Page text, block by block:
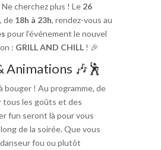
cherchez plus ! Le 26
de 18h à 23h, rendez-vous au
pour l’événement le nouvel
: GRILL AND CHILL! 🎉
Animations 🎶🕺
bouger ! Au programme, de
tous les goûts et des
fun seront là pour vous
de la soirée. Que vous
fou ou plutôt